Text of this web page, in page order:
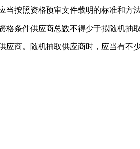
照资格预审文件载明的标准和方法
条件供应商总数不得少于拟随机抽取
。随机抽取供应商时，应当有不